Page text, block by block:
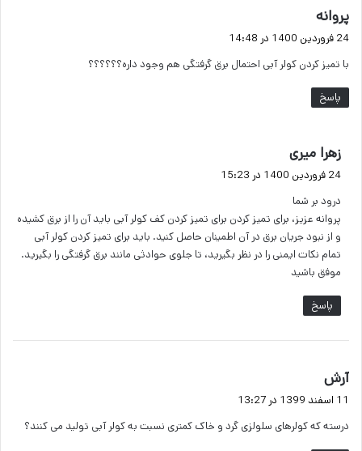
پروانه
:
24 فروردین 1400 در 14:48
با تمیز کردن کولر آبی احتمال برق گرفتگی هم وجود داره؟؟؟؟؟؟
پاسخ
زهرا میری
ف
24 فروردین 1400 در 15:23
درود بر شما
پروانه عزیز، برای تمیز کردن برای تمیز کردن کف کولر آبی باید آن را از برق کشیده
و از نبود جریان برق در آن اطمینان حاصل کنید. باید برای تمیز کردن کولر آبی
تمام نکات ایمنی را در نظر بگیرید، تا جلوی حوادثی مانند برق گرفتگی را بگیرید.
موفق باشید
پاسخ
آرش
ف
:
11 اسفند 1399 در 13:27
درسته که کولرهای سلولزی گرد و خاک کمتری نسبت به کولر آبی تولید می کنند؟